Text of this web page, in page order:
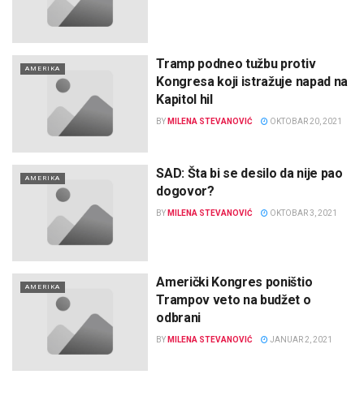
AMERIKA
Tramp podneo tužbu protiv
Kongresa koji istražuje napad na
Kapitol hil
BY MILENA STEVANOVIĆ OKTOBAR 20, 2021
AMERIKA
SAD: Šta bi se desilo da nije pao
dogovor?
BY MILENA STEVANOVIĆ OKTOBAR 3, 2021
AMERIKA
Američki Kongres poništio
Trampov veto na budžet o
odbrani
BY MILENA STEVANOVIĆ JANUAR 2, 2021